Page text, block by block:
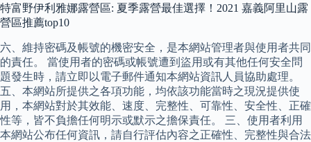
特富野伊利雅娜露營區: 夏季露營最佳選擇！2021 嘉義阿里山露
營區推薦top10
六、維持密碼及帳號的機密安全，是本網站管理者與使用者共同
的責任。 當使用者的密碼或帳號遭到盜用或有其他任何安全問
題發生時，請立即以電子郵件通知本網站資訊人員協助處理。
五、本網站所提供之各項功能，均依該功能當時之現況提供使
用，本網站對於其效能、速度、完整性、可靠性、安全性、正確
性等，皆不負擔任何明示或默示之擔保責任。 三、使用者利用
本網站公布任何資訊，請自行評估內容之正確性、完整性與合法